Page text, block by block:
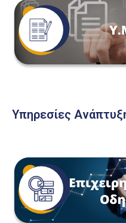
Υπηρεσίες